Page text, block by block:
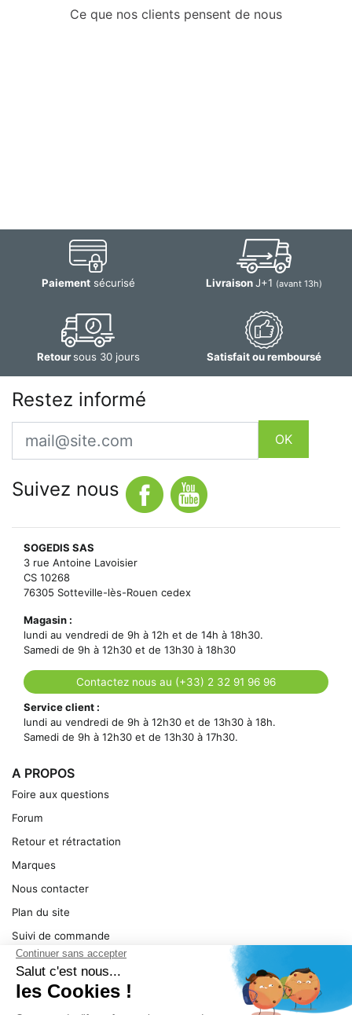
Ce que nos clients pensent de nous
Paiementsécurisé LivraisonJ+1 (avant 13h)
Retoursous 30 jours Satisfait ou remboursé
Restez informé
Email
OK
Suivez nous
SOGEDIS SAS
3 rue Antoine Lavoisier
CS 10268
76305 Sotteville-lès-Rouen cedex
Magasin :
lundi au vendredi de 9h à 12h et de 14h à 18h30.
Samedi de 9h à 12h30 et de 13h30 à 18h30
Contactez nous au (+33) 2 32 91 96 96
Service client :
lundi au vendredi de 9h à 12h30 et de 13h30 à 18h.
Samedi de 9h à 12h30 et de 13h30 à 17h30.
A PROPOS
Foire aux questions
Forum
Retour et rétractation
Marques
Nous contacter
Plan du site
Suivi de commande
Ma facture
Mentions légales